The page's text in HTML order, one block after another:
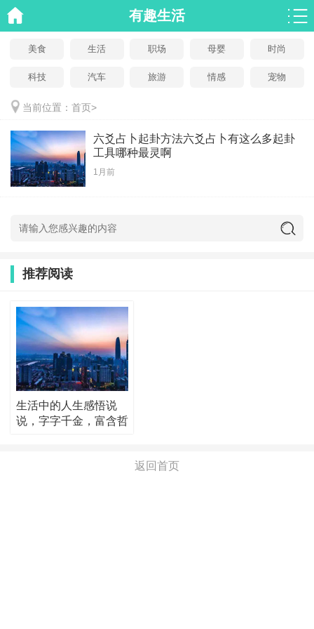
有趣生活
美食 生活 职场 母婴 时尚
科技 汽车 旅游 情感 宠物
当前位置： 首页>
六爻占卜起卦方法六爻占卜有这么多起卦
工具哪种最灵啊
1月前
推荐阅读
生活中的人生感悟说
说，字字千金，富含哲
返回首页